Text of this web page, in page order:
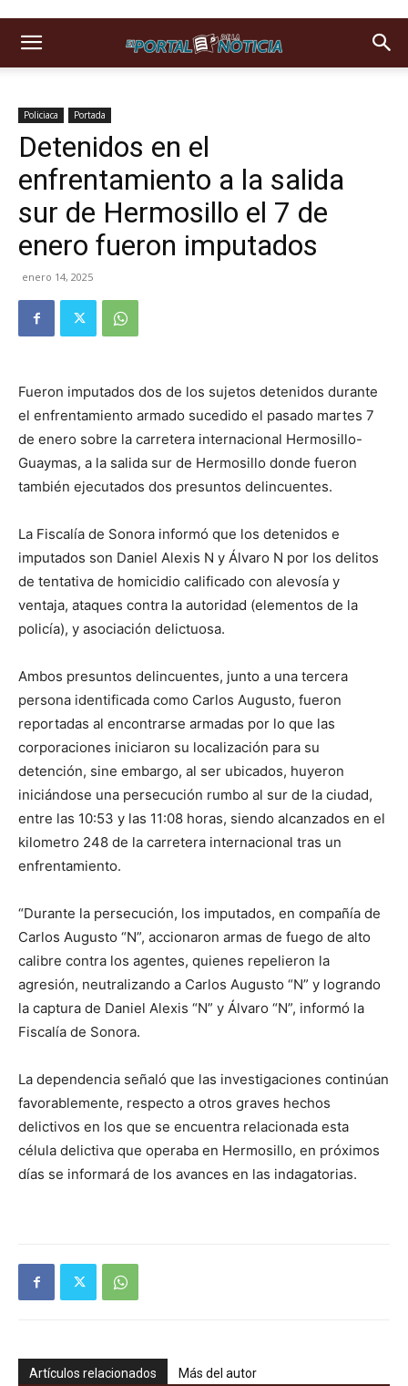
Policiaca Portada
Detenidos en el
enfrentamiento a la salida
sur de Hermosillo el 7 de
enero fueron imputados
enero 14, 2025
Fueron imputados dos de los sujetos detenidos durante
el enfrentamiento armado sucedido el pasado martes 7
de enero sobre la carretera internacional Hermosillo-
Guaymas, a la salida sur de Hermosillo donde fueron
también ejecutados dos presuntos delincuentes.
La Fiscalía de Sonora informó que los detenidos e
imputados son Daniel Alexis N y Álvaro N por los delitos
de tentativa de homicidio calificado con alevosía y
ventaja, ataques contra la autoridad (elementos de la
policía), y asociación delictuosa.
Ambos presuntos delincuentes, junto a una tercera
persona identificada como Carlos Augusto, fueron
reportadas al encontrarse armadas por lo que las
corporaciones iniciaron su localización para su
detención, sine embargo, al ser ubicados, huyeron
iniciándose una persecución rumbo al sur de la ciudad,
entre las 10:53 y las 11:08 horas, siendo alcanzados en el
kilometro 248 de la carretera internacional tras un
enfrentamiento.
“Durante la persecución, los imputados, en compañía de
Carlos Augusto “N”, accionaron armas de fuego de alto
calibre contra los agentes, quienes repelieron la
agresión, neutralizando a Carlos Augusto “N” y logrando
la captura de Daniel Alexis “N” y Álvaro “N”, informó la
Fiscalía de Sonora.
La dependencia señaló que las investigaciones continúan
favorablemente, respecto a otros graves hechos
delictivos en los que se encuentra relacionada esta
célula delictiva que operaba en Hermosillo, en próximos
días se informará de los avances en las indagatorias.
Artículos relacionados Más del autor